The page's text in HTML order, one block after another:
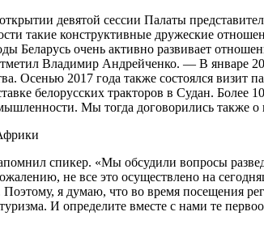
девятой сессии Палаты
такие конструктивные дружеские
Беларусь очень активно развивает
Владимир Андрейченко. — В январе
Осенью 2017 года также состоялся визит
белорусских тракторов в Судан.
Мы тогда договорились также
спикер. «Мы обсудили вопросы
не все это осуществлено на
Поэтому, я думаю, что во время посещения
И определите вместе с нами те